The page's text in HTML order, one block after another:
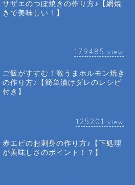
サザエのつぼ焼きの作り方♪【網焼
きで美味しい！】
179485 view
ご飯がすすむ！激うまホルモン焼き
の作り方♪【簡単漬けダレのレシピ
付き】
125201 view
赤エビのお刺身の作り方♪【下処理
が美味しさのポイント！？】